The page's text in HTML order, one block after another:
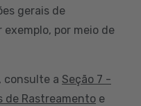
gerais de
exemplo, por meio de
consulte a Seção 7 -
de Rastreamento e